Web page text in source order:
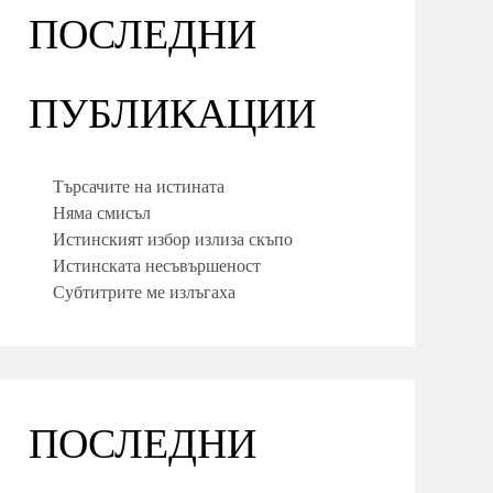
ПОСЛЕДНИ
ПУБЛИКАЦИИ
Търсачите на истината
Няма смисъл
Истинският избор излиза скъпо
Истинската несъвършеност
Субтитрите ме излъгаха
ПОСЛЕДНИ